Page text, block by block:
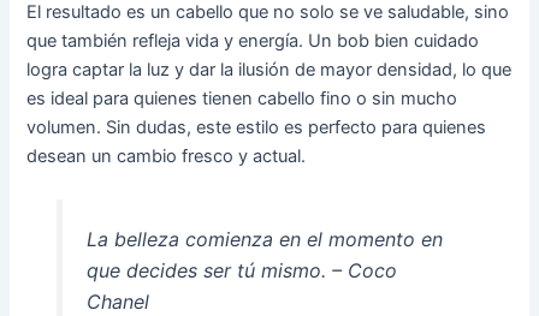
El resultado es un cabello que no solo se ve saludable, sino
que también refleja vida y energía. Un bob bien cuidado
logra captar la luz y dar la ilusión de mayor densidad, lo que
es ideal para quienes tienen cabello fino o sin mucho
volumen. Sin dudas, este estilo es perfecto para quienes
desean un cambio fresco y actual.
La belleza comienza en el momento en
que decides ser tú mismo. – Coco
Chanel